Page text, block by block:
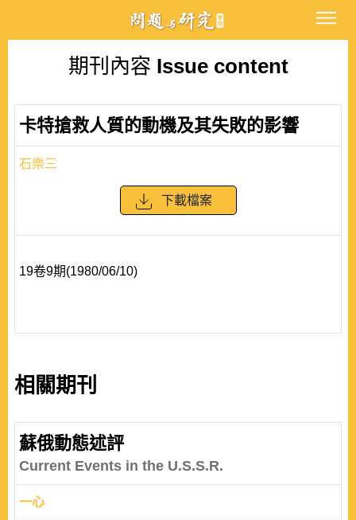
期刊內容 Issue content
卡特搶救人質的動機及其失敗的影響
石樂三
下載檔案
19卷9期(1980/06/10)
相關期刊
蘇俄動態述評
Current Events in the U.S.S.R.
一心